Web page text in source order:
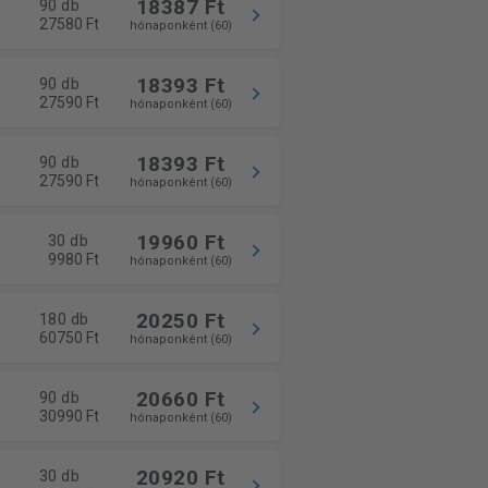
90 db
27580 Ft
18387 Ft
hónaponként (60)
90 db
27590 Ft
18393 Ft
hónaponként (60)
90 db
27590 Ft
18393 Ft
hónaponként (60)
30 db
9980 Ft
19960 Ft
hónaponként (60)
180 db
60750 Ft
20250 Ft
hónaponként (60)
90 db
30990 Ft
20660 Ft
hónaponként (60)
30 db
20920 Ft